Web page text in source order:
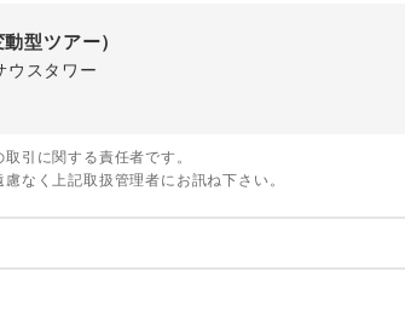
型ツアー）
スタワー
引に関する責任者です。
なく上記取扱管理者にお訊ね下さい。